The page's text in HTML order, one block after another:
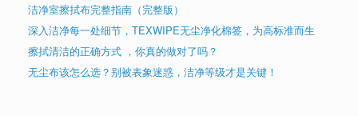
洁净室擦拭布完整指南（完整版）
深入洁净每一处细节，TEXWIPE无尘净化棉签，为高标准而生
擦拭清洁的正确方式 ，你真的做对了吗？
无尘布该怎么选？别被表象迷惑，洁净等级才是关键！